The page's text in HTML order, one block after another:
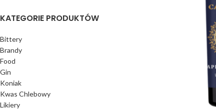
KATEGORIE PRODUKTÓW
Bittery
Brandy
Food
Gin
Koniak
Kwas Chlebowy
Likiery